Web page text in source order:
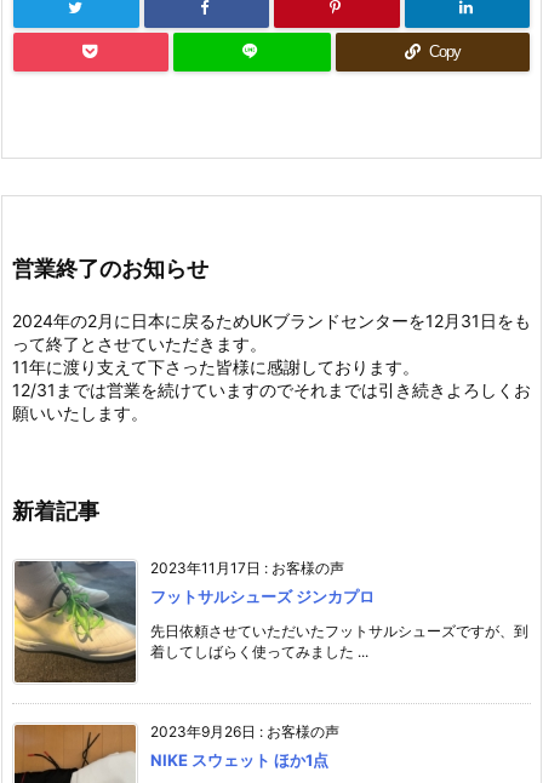
Copy
営業終了のお知らせ
2024年の2月に日本に戻るためUKブランドセンターを12月31日をも
って終了とさせていただきます。
11年に渡り支えて下さった皆様に感謝しております。
12/31までは営業を続けていますのでそれまでは引き続きよろしくお
願いいたします。
新着記事
2023年11月17日 : お客様の声
フットサルシューズ ジンカプロ
先日依頼させていただいたフットサルシューズですが、到
着してしばらく使ってみました ...
2023年9月26日 : お客様の声
NIKE スウェット ほか1点